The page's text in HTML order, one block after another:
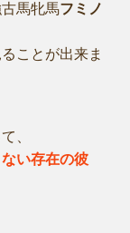
馬牝馬フミノ
ことが出来ま
、
い存在の彼